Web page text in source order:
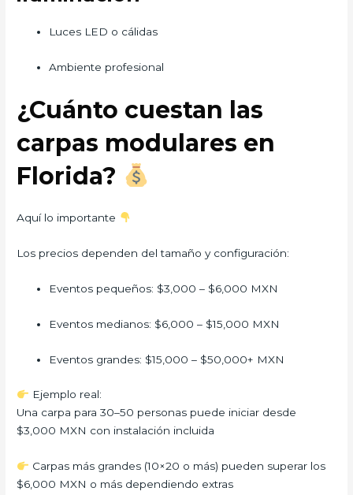
Luces LED o cálidas
Ambiente profesional
¿Cuánto cuestan las
carpas modulares en
Florida?
Aquí lo importante
Los precios dependen del tamaño y configuración:
Eventos pequeños: $3,000 – $6,000 MXN
Eventos medianos: $6,000 – $15,000 MXN
Eventos grandes: $15,000 – $50,000+ MXN
Ejemplo real:
Una carpa para 30–50 personas puede iniciar desde
$3,000 MXN con instalación incluida
Carpas más grandes (10×20 o más) pueden superar los
$6,000 MXN o más dependiendo extras